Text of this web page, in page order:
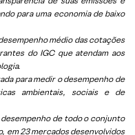
para uma economia de baixo
médio das cotações
do IGC que atendam aos
para medir o desempenho de
ambientais, sociais e de
de todo o conjunto
em 23 mercados desenvolvidos